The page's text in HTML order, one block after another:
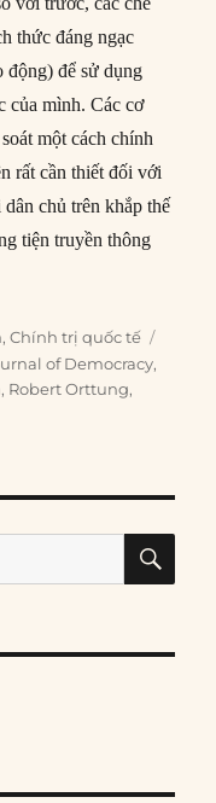
thức đáng ngạc
động) để sử dụng
của mình. Các cơ
một cách chính
rất cần thiết đối với
chủ trên khắp thế
tiện truyền thông
soát tin tức: Vai trò
,Chính trị quốc tế
of Democracy,
, Robert Orttung,